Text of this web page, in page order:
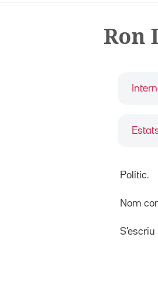
Ron
Polític.
Nom
S'escriu